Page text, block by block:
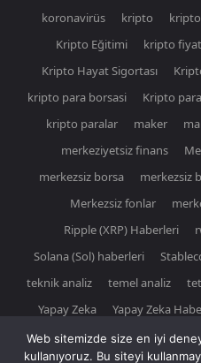
koronavirüs
kripto
Kripto Eğitimi
kripto
Kripto Hayat Sigortası
kripto para borsasi
Kripto
kripto paralar
maker
merkeziyetsiz finans
merkezsiz borsa
merkezsiz
Merkezsiz fonlar
Ripple (XRP) Haberleri
Solana (Sol) haberleri
teknik analiz
temel analiz
Yapay Zeka
Yapay Zeka
Web sitemizde size en iyi
kullanıyoruz. Bu siteyi